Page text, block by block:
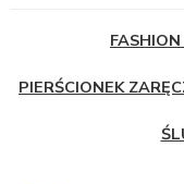
PIERŚCIONEK